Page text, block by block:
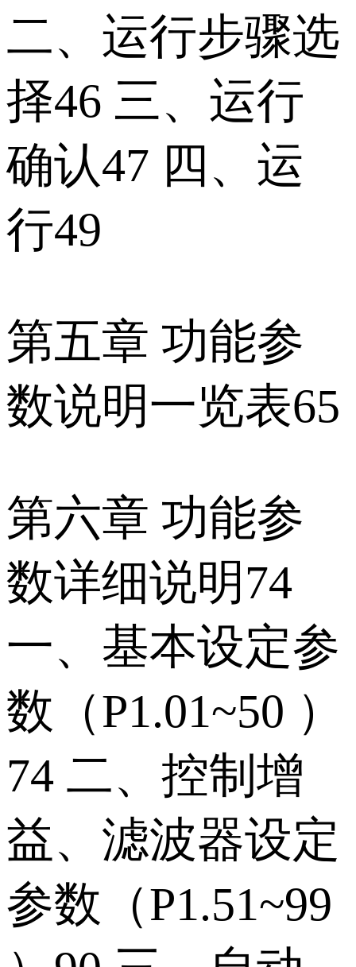
二、运行步骤选
择46 三、运行
确认47 四、运
行49
第五章 功能参
数说明一览表65
第六章 功能参
数详细说明74
一、基本设定参
数（P1.01~50 ）
74 二、控制增
益、滤波器设定
参数（P1.51~99